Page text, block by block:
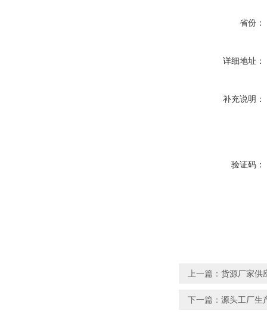
省份：
详细地址：
补充说明：
验证码：
上一篇： 货源厂家供
下一篇： 源头工厂生